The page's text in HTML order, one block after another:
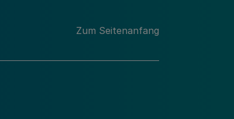
Nordrhein-Westfalen
Zum Seitenanfang